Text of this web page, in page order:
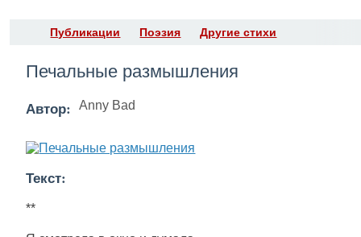
Публикации Поэзия Другие стихи
Печальные размышления
Автор:
Anny Bad
Текст:
**